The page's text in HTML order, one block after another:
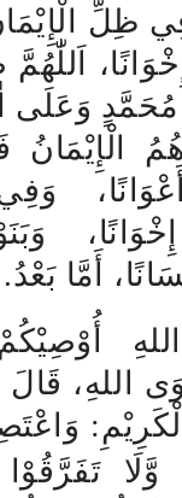
ظِلِّ
وَعَلَى
الْإِيْمَانُ
أَمَّا بَعْدُ.
اللهِ، قَالَ
وَّلَا